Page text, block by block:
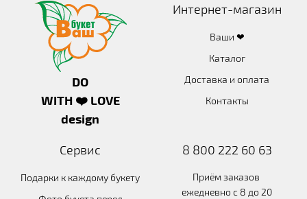
DO
WITH ❤️ LOVE
design
Интернет-магазин
Ваши ❤
Каталог
Доставка и оплата
Контакты
Сервис
Подарки к каждому букету
8 800 222 60 63
Приём заказов
ежедневно с 8 до 20